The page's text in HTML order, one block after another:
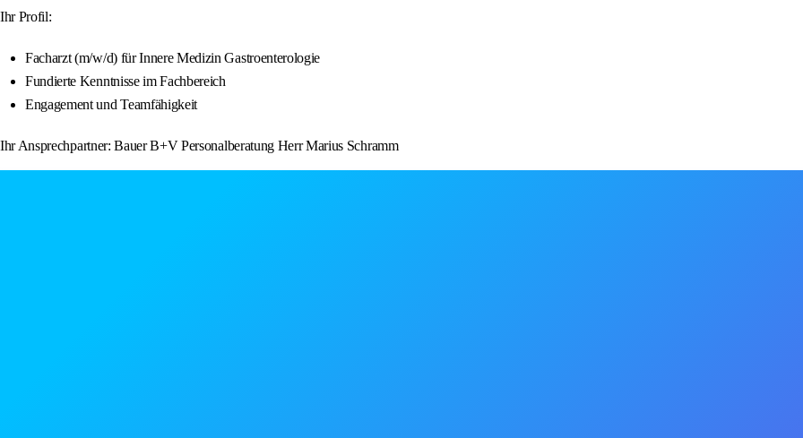
Ihr Profil:
Facharzt (m/w/d) für Innere Medizin Gastroenterologie
Fundierte Kenntnisse im Fachbereich
Engagement und Teamfähigkeit
Ihr Ansprechpartner: Bauer B+V Personalberatung Herr Marius Schramm